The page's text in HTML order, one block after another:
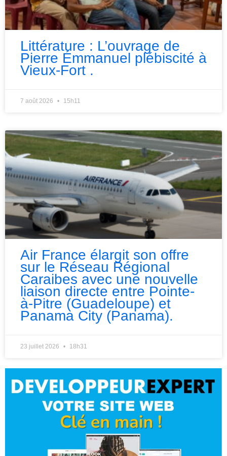
Littérature : L’ouvrage de
Pierre Émmanuel plébiscité à
Vieux-Fort .
7 août 2026 15h11
Air France élargit son offre
sur le Réseau Régional
Caraibes avec une nouvelle
liaison directe entre Pointe-
à-Pitre (Guadeloupe) et
Panama City (Panama).
23 juillet 2026 18h31